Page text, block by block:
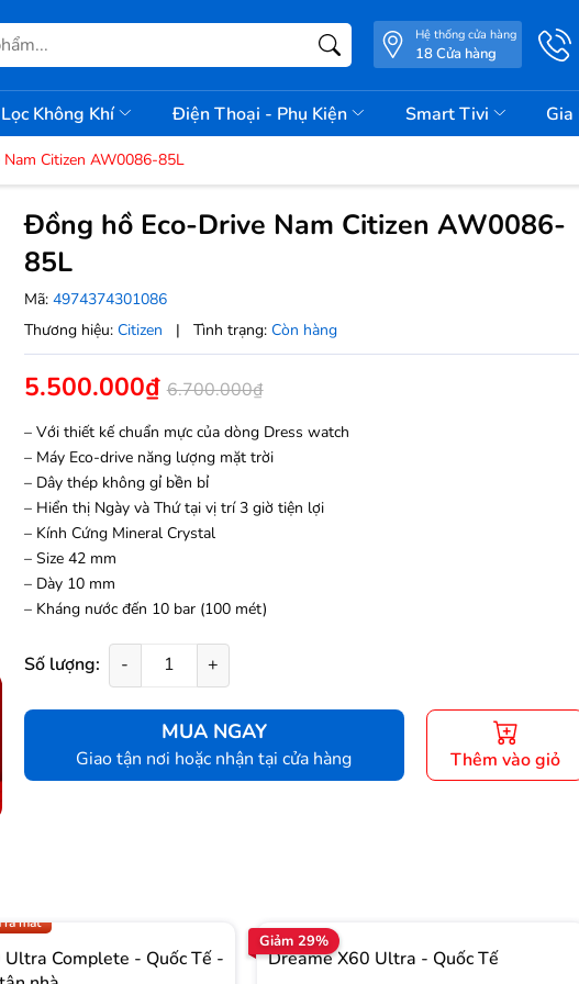
Hệ thống cửa hàng
18 Cửa hàng
Không Khí Điện Thoại - Phụ Kiện Smart Tivi
Citizen AW0086-85L
Đồng hồ Eco-Drive Nam Citizen AW0086-
85L
Mã: 4974374301086
Thương hiệu: Citizen | Tình trạng: Còn hàng
5.500.000₫ 6.700.000₫
– Với thiết kế chuẩn mực của dòng Dress watch
– Máy Eco-drive năng lượng mặt trời
– Dây thép không gỉ bền bỉ
– Hiển thị Ngày và Thứ tại vị trí 3 giờ tiện lợi
– Kính Cứng Mineral Crystal
– Size 42 mm
– Dày 10 mm
– Kháng nước đến 10 bar (100 mét)
Số lượng: - +
MUA NGAY
Giao tận nơi hoặc nhận tại cửa hàng Thêm vào giỏ
ra mắt
Complete - Quốc Tế -
Giảm 29%
Dreame X60 Ultra - Quốc Tế